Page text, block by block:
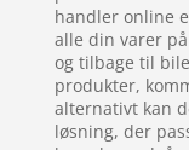
handler online
alle din varer
og tilbage til
produkter,
alternativt kan
løsning, der